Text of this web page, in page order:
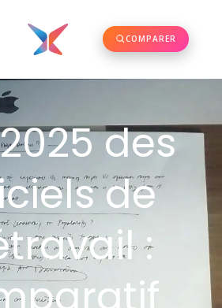
COMPARER
des
de
: